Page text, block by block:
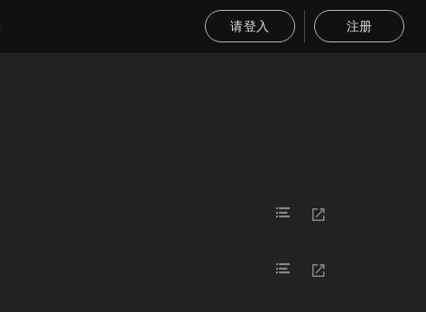
请登入 注册